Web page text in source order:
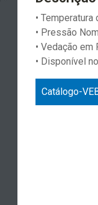
• Temperatura
• Pressão
• Vedação em
• Disponível
Catálogo-